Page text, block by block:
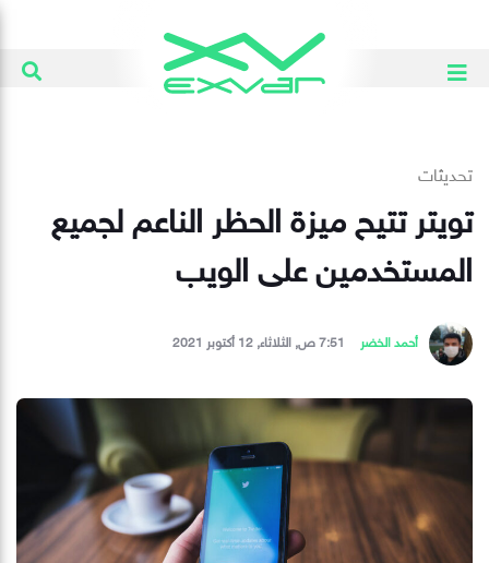
تحديثات
تويتر تتيح ميزة الحظر الناعم لجميع
المستخدمين على الويب
أحمد الخضر 7:51 ص, الثلاثاء, 12 أكتوبر 2021